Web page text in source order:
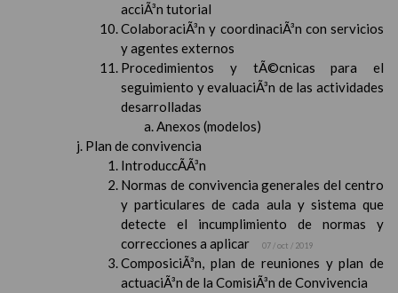
acciÃ³n tutorial
ColaboraciÃ³n y coordinaciÃ³n con servicios
y agentes externos
Procedimientos y tÃ©cnicas para el
seguimiento y evaluaciÃ³n de las actividades
desarrolladas
Anexos (modelos)
Plan de convivencia
IntroduccÃ­Ã³n
Normas de convivencia generales del centro
y particulares de cada aula y sistema que
detecte el incumplimiento de normas y
correcciones a aplicar
07 / oct / 2019
ComposiciÃ³n, plan de reuniones y plan de
actuaciÃ³n de la ComisiÃ³n de Convivencia